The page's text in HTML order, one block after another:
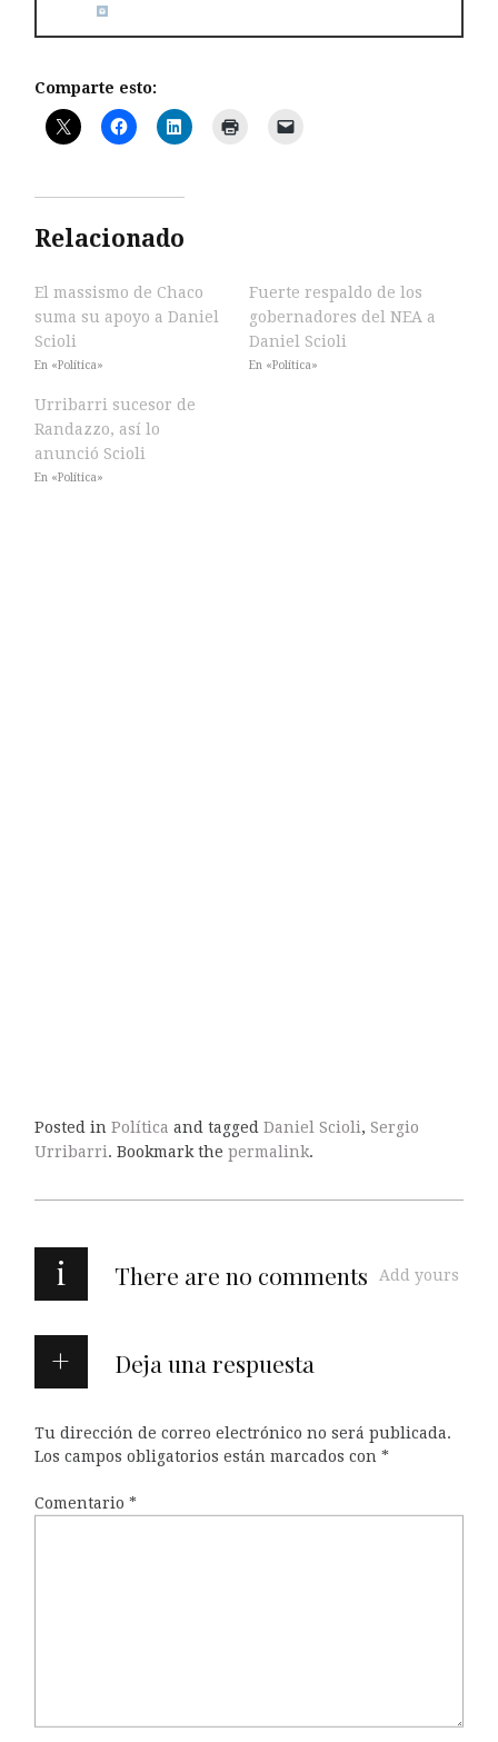
Comparte esto:
Relacionado
El massismo de Chaco
suma su apoyo a Daniel
Scioli
En «Política»
Fuerte respaldo de los
gobernadores del NEA a
Daniel Scioli
En «Política»
Urribarri sucesor de
Randazzo, así lo
anunció Scioli
En «Política»
Posted in Política and tagged Daniel Scioli, Sergio
Urribarri. Bookmark the permalink.
i There are no comments Add yours
Deja una respuesta
Tu dirección de correo electrónico no será publicada.
Los campos obligatorios están marcados con *
Comentario *